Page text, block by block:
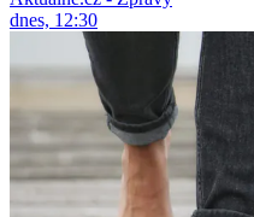
dnes, 12:30